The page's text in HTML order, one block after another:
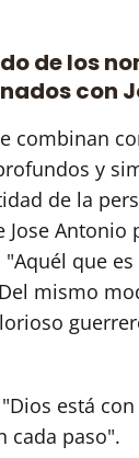
de los
con
combinan
y
de la
Antonio
que
mismo
"Dios está
cada paso".